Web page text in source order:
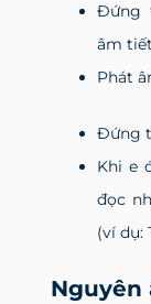
Đứng
âm
Phát
Đứng
Khi e
đọc
(ví dụ:
Nguyên